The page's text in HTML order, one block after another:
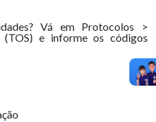
Vá em Protocolos >
e informe os códigos